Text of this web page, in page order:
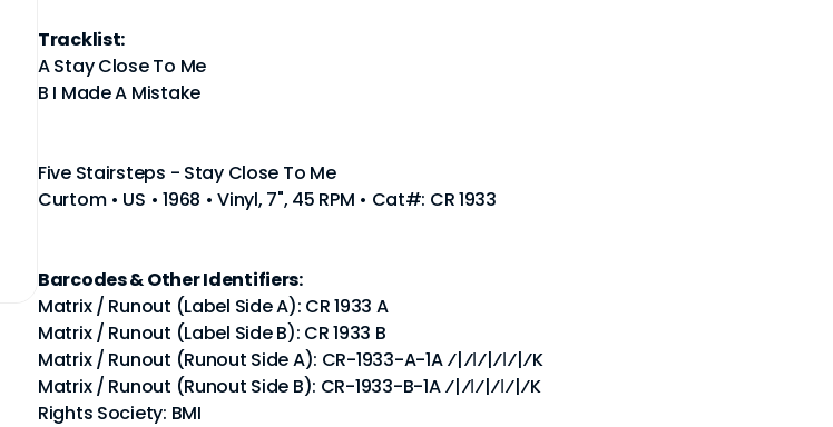
Tracklist:
A Stay Close To Me
B I Made A Mistake
Five Stairsteps - Stay Close To Me
Curtom • US • 1968 • Vinyl, 7", 45 RPM • Cat#: CR 1933
Barcodes & Other Identifiers:
Matrix / Runout (Label Side A): CR 1933 A
Matrix / Runout (Label Side B): CR 1933 B
Matrix / Runout (Runout Side A): CR-1933-A-1A ⁄|⁄ǀ⁄|⁄ǀ⁄|⁄K
Matrix / Runout (Runout Side B): CR-1933-B-1A ⁄|⁄ǀ⁄|⁄ǀ⁄|⁄K
Rights Society: BMI